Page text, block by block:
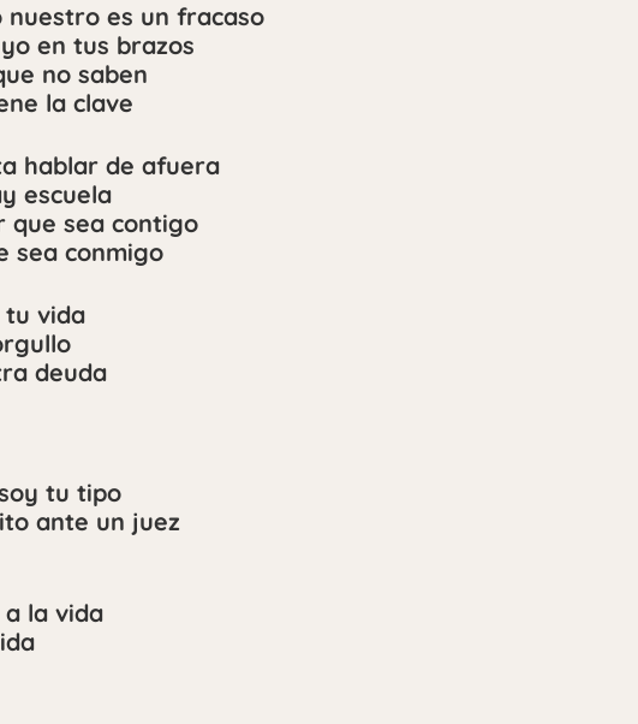
nuestro es un fracaso
en tus brazos
no saben
la clave
hablar de afuera
escuela
que sea contigo
sea conmigo
tu vida
deuda
tu tipo
ante un juez
la vida